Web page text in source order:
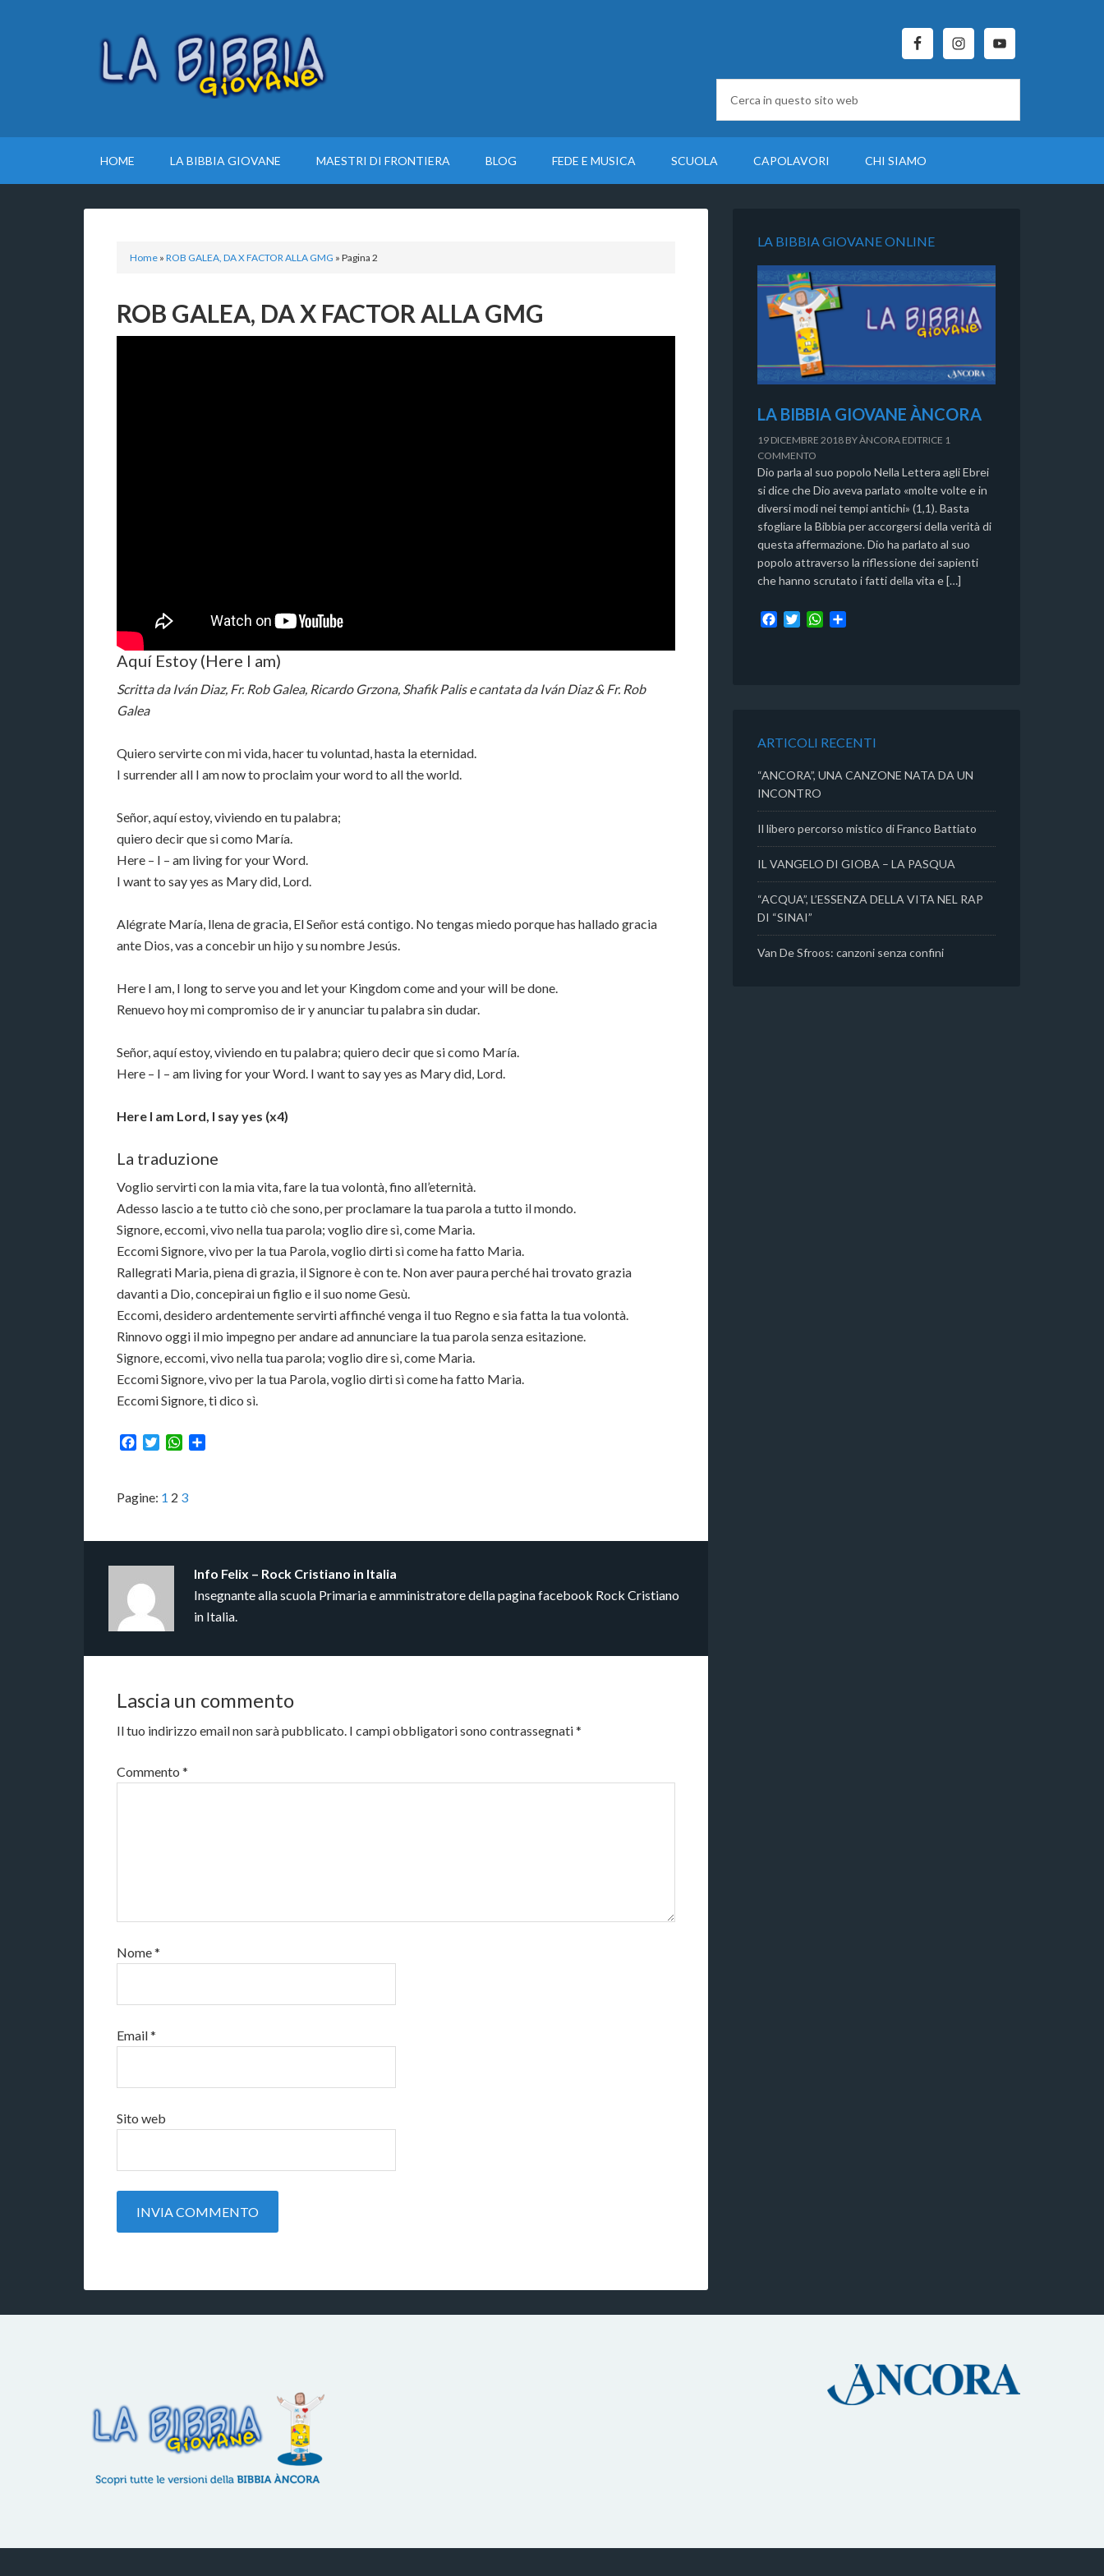
HOME LA BIBBIA GIOVANE MAESTRI DI FRONTIERA BLOG FEDE E MUSICA SCUOLA CAPOLAVORI CHI SIAMO
Home » ROB GALEA, DA X FACTOR ALLA GMG » Pagina 2
ROB GALEA, DA X FACTOR ALLA GMG
Aquí Estoy (Here I am)
Scritta da Iván Diaz, Fr. Rob Galea, Ricardo Grzona, Shafik Palis e cantata da Iván Diaz & Fr. Rob
Galea
Quiero servirte con mi vida, hacer tu voluntad, hasta la eternidad.
I surrender all I am now to proclaim your word to all the world.
Señor, aquí estoy, viviendo en tu palabra;
quiero decir que si como María.
Here – I – am living for your Word.
I want to say yes as Mary did, Lord.
Alégrate María, llena de gracia, El Señor está contigo. No tengas miedo porque has hallado gracia
ante Dios, vas a concebir un hijo y su nombre Jesús.
Here I am, I long to serve you and let your Kingdom come and your will be done.
Renuevo hoy mi compromiso de ir y anunciar tu palabra sin dudar.
Señor, aquí estoy, viviendo en tu palabra; quiero decir que si como María.
Here – I – am living for your Word. I want to say yes as Mary did, Lord.
Here I am Lord, I say yes (x4)
La traduzione
Voglio servirti con la mia vita, fare la tua volontà, fino all’eternità.
Adesso lascio a te tutto ciò che sono, per proclamare la tua parola a tutto il mondo.
Signore, eccomi, vivo nella tua parola; voglio dire sì, come Maria.
Eccomi Signore, vivo per la tua Parola, voglio dirti sì come ha fatto Maria.
Rallegrati Maria, piena di grazia, il Signore è con te. Non aver paura perché hai trovato grazia
davanti a Dio, concepirai un figlio e il suo nome Gesù.
Eccomi, desidero ardentemente servirti affinché venga il tuo Regno e sia fatta la tua volontà.
Rinnovo oggi il mio impegno per andare ad annunciare la tua parola senza esitazione.
Signore, eccomi, vivo nella tua parola; voglio dire sì, come Maria.
Eccomi Signore, vivo per la tua Parola, voglio dirti sì come ha fatto Maria.
Eccomi Signore, ti dico sì.
Facebook
TwitterWhatsApp
Pagine: 1 2 3
Info Felix – Rock Cristiano in Italia
Insegnante alla scuola Primaria e amministratore della pagina facebook Rock Cristiano
in Italia.
Lascia un commento
Il tuo indirizzo email non sarà pubblicato. I campi obbligatori sono contrassegnati*
Commento *
Nome*
Email*
Sito web
LA BIBBIA GIOVANE ONLINE
LA BIBBIA GIOVANE ÀNCORA
19 DICEMBRE 2018 BYÀNCORA EDITRICE 1
COMMENTO
Dio parla al suo popolo Nella Lettera agli Ebrei
si dice che Dio aveva parlato «molte volte e in
diversi modi nei tempi antichi» (1,1). Basta
sfogliare la Bibbia per accorgersi della verità di
questa affermazione. Dio ha parlato al suo
popolo attraverso la riflessione dei sapienti
che hanno scrutato i fatti della vita e […]
W
i
ARTICOLI RECENTI
“ANCORA”, UNA CANZONE NATA DA UN
INCONTRO
Il libero percorso mistico di Franco Battiato
IL VANGELO DI GIOBA – LA PASQUA
“ACQUA”, L’ESSENZA DELLA VITA NEL RAP
DI “SINAI”
Van De Sfroos: canzoni senza confini